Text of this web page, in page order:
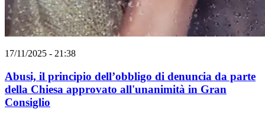
17/11/2025 - 21:38
Abusi, il principio dell’obbligo di denuncia da parte
della Chiesa approvato all'unanimità in Gran
Consiglio